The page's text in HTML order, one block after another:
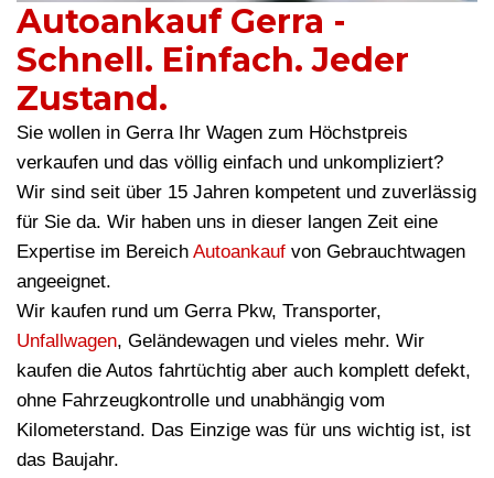
Autoankauf Gerra -
Schnell. Einfach. Jeder
Zustand.
Sie wollen in Gerra Ihr Wagen zum Höchstpreis
verkaufen und das völlig einfach und unkompliziert?
Wir sind seit über 15 Jahren kompetent und zuverlässig
für Sie da. Wir haben uns in dieser langen Zeit eine
Expertise im Bereich Autoankauf von Gebrauchtwagen
angeeignet.
Wir kaufen rund um Gerra Pkw, Transporter,
Unfallwagen, Geländewagen und vieles mehr. Wir
kaufen die Autos fahrtüchtig aber auch komplett defekt,
ohne Fahrzeugkontrolle und unabhängig vom
Kilometerstand. Das Einzige was für uns wichtig ist, ist
das Baujahr.